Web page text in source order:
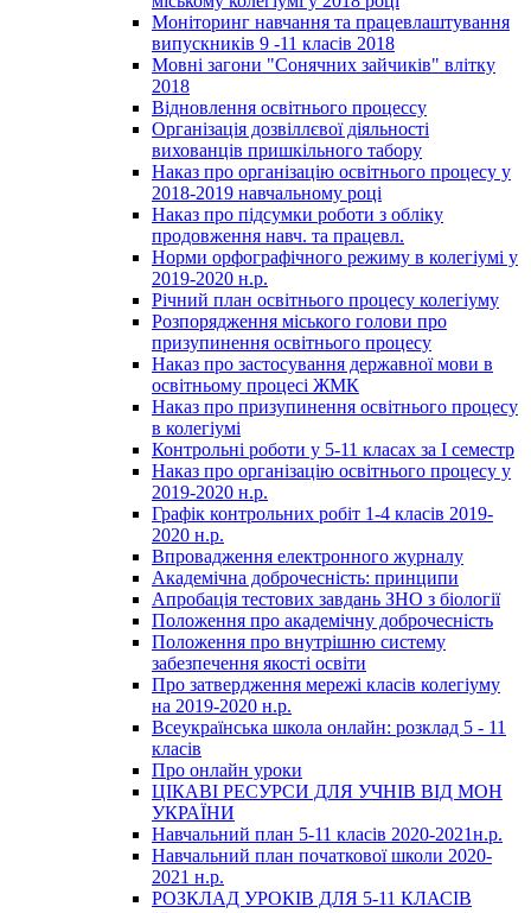
Моніторинг навчання та працевлаштування
випускників 9 -11 класів 2018
Мовні загони "Сонячних зайчиків" влітку
2018
Відновлення освітнього процессу
Організація дозвіллєвої діяльності
вихованців пришкільного табору
Наказ про організацію освітнього процесу у
2018-2019 навчальному році
Наказ про підсумки роботи з обліку
продовження навч. та працевл.
Норми орфографічного режиму в колегіумі у
2019-2020 н.р.
Річний план освітнього процесу колегіуму
Розпорядження міського голови про
призупинення освітнього процесу
Наказ про застосування державної мови в
освітньому процесі ЖМК
Наказ про призупинення освітнього процесу
в колегіумі
Контрольні роботи у 5-11 класах за І семестр
Наказ про організацію освітнього процесу у
2019-2020 н.р.
Графік контрольних робіт 1-4 класів 2019-
2020 н.р.
Впровадження електронного журналу
Академічна доброчесність: принципи
Апробація тестових завдань ЗНО з біології
Положення про академічну доброчесність
Положення про внутрішню систему
забезпечення якості освіти
Про затвердження мережі класів колегіуму
на 2019-2020 н.р.
Всеукраїнська школа онлайн: розклад 5 - 11
класів
Про онлайн уроки
ЦІКАВІ РЕСУРСИ ДЛЯ УЧНІВ ВІД МОН
УКРАЇНИ
Навчальний план 5-11 класів 2020-2021н.р.
Навчальний план початкової школи 2020-
2021 н.р.
РОЗКЛАД УРОКІВ ДЛЯ 5-11 КЛАСІВ